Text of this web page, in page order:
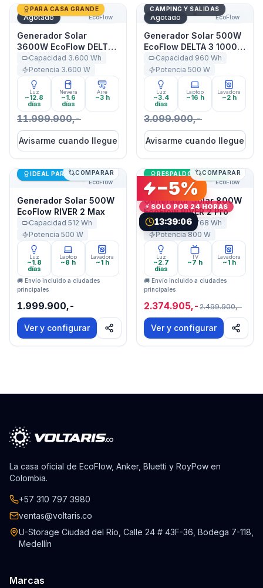
Generador Solar 3600W EcoFlow DELTA Pro
Agotado EcoFlow
PARA CASA GRANDE
Generador Solar
3600W EcoFlow DELTA
ProCapacidad 3.600 Wh
Potencia 3.600 W
Luz
~12.8
días
Nevera
~1.6
días
Aire
~3 h
11.999.900,-
Avisarme cuando llegue
Generador Solar 500W
Agotado EcoFlow
CAMPING Y SALIDAS
Generador Solar 500W
EcoFlow DELTA 3 1000
AirCapacidad 960 Wh
Potencia 500 W
Luz
~3.4
días
Laptop
~16 h
Lavadora
~2 h
3.099.900,-
Avisarme cuando llegue
Generador Solar 500W EcoFlow RIVER 2 Max
EcoFlow
Últimas unidades
IDEAL PARA STARLINK
COMPARAR
Generador Solar 500W
EcoFlow RIVER 2 Max
Capacidad 512 Wh
Potencia 500 W
Luz
~1.8
días
Laptop
~8 h
Lavadora
~1 h
🚚 Envío incluido a ciudades
principales
1.999.900,-
Ver y configurar
Generador Solar 800W
−5%
⚡ SOLO POR 24 HORAS
13:39:05
EcoFlow
Últimas unidades
RESPALDO DE CASA
COMPARAR
Generador Solar 800W
EcoFlow RIVER 2 Pro
Capacidad 768 Wh
Potencia 800 W
Luz
~2.7
días
TV
~7 h
Lavadora
~1 h
🚚 Envío incluido a ciudades
principales
2.374.905,- 2.499.900,-
Ver y configurar
La casa oficial de EcoFlow, Anker, Bluetti y RoyPow en
Colombia.
+57 310 797 3980
ventas@voltaris.co
U-Storage Ciudad del Río, Calle 24 # 43F-36, Bodega 7-118,
Medellín
Marcas